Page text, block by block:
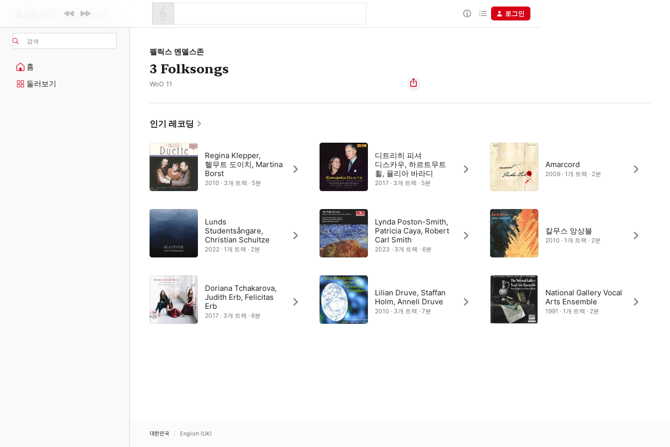
검색
홈
둘러보기
로그인
펠릭스 멘델스존
3 Folksongs
WoO 11
인기 레코딩
Regina Klepper,
헬무트 도이치, Martina
Borst
2010 · 3개 트랙 · 5분
Lunds
Studentsångare,
Christian Schultze
2022 · 1개 트랙 · 2분
Doriana Tchakarova,
Judith Erb, Felicitas
Erb
2017 · 3개 트랙 · 6분
디트리히 피셔
디스카우, 하르트무트
횔, 율리아 바라디
2017 · 3개 트랙 · 5분
Lynda Poston-Smith,
Patricia Caya, Robert
Carl Smith
2023 · 3개 트랙 · 6분
Lilian Druve, Staffan
Holm, Anneli Druve
2010 · 3개 트랙 · 7분
Amarcord
2009 · 1개 트랙 · 2분
칼무스 앙상블
2010 · 1개 트랙 · 2분
National Gallery Vocal
Arts Ensemble
1991 · 1개 트랙 · 2분
대한민국 English (UK)